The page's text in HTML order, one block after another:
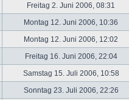
Freitag 2. Juni 2006, 08:31
Montag 12. Juni 2006, 10:36
Montag 12. Juni 2006, 12:02
Freitag 16. Juni 2006, 22:04
Samstag 15. Juli 2006, 10:58
Sonntag 23. Juli 2006, 22:26